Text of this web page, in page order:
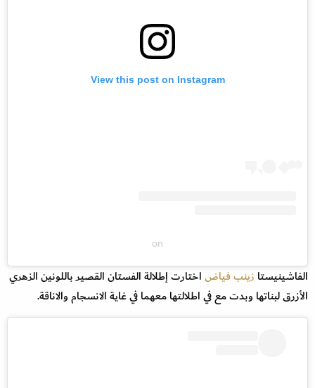
View this post on Instagram
on
الفاشينيستا زينب فياضاختارت إطلالة الفستان القصير باللونين الزهري
الأزرق لبناتها وبدت مع في اطلالتها معهما في غاية الانسجام والاناقة.